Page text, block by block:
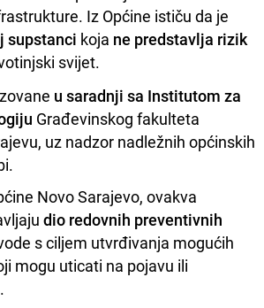
Iz Općine ističu da je
supstanci koja ne predstavlja rizik
svijet.
u saradnji sa Institutom za
Građevinskog fakulteta
uz nadzor nadležnih općinskih
Novo Sarajevo, ovakva
dio redovnih preventivnih
s ciljem utvrđivanja mogućih
mogu uticati na pojavu ili